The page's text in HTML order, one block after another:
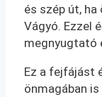
és szép út,
Vágyó. Ezzel
megnyugtató
Ez a fejfájást
önmagában